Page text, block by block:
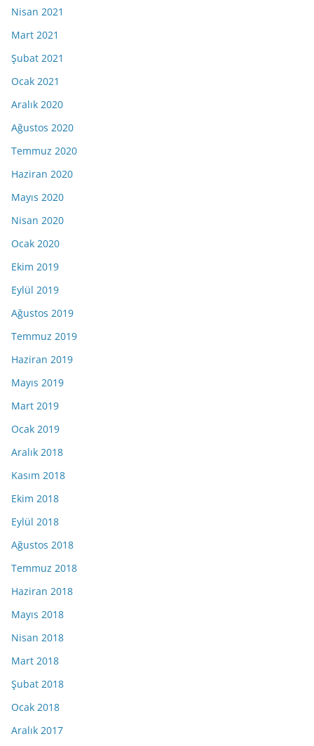
Nisan 2021
Mart 2021
Şubat 2021
Ocak 2021
Aralık 2020
Ağustos 2020
Temmuz 2020
Haziran 2020
Mayıs 2020
Nisan 2020
Ocak 2020
Ekim 2019
Eylül 2019
Ağustos 2019
Temmuz 2019
Haziran 2019
Mayıs 2019
Mart 2019
Ocak 2019
Aralık 2018
Kasım 2018
Ekim 2018
Eylül 2018
Ağustos 2018
Temmuz 2018
Haziran 2018
Mayıs 2018
Nisan 2018
Mart 2018
Şubat 2018
Ocak 2018
Aralık 2017